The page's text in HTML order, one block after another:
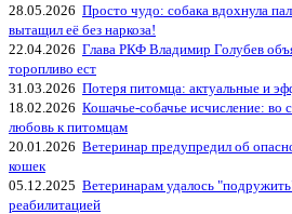
28.05.2026 Просто чудо: собака вдохнула
вытащил её без наркоза!
22.04.2026 Глава РКФ Владимир Голубев
торопливо ест
31.03.2026 Потеря питомца: актуальные и
18.02.2026 Кошачье-собачье исчисление: во
любовь к питомцам
20.01.2026 Ветеринар предупредил об
кошек
05.12.2025 Ветеринарам удалось
реабилитацией